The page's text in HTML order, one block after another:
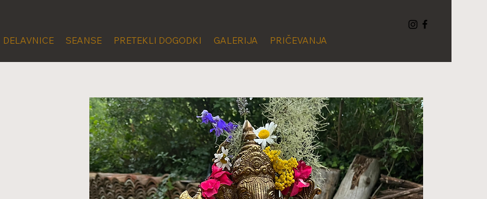
DELAVNICE SEANSE PRETEKLI DOGODKI GALERIJA PRIČEVANJA